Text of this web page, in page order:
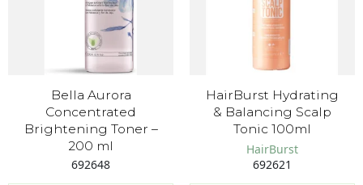
Bella Aurora
Concentrated
Brightening Toner –
200 ml
692648
HairBurst Hydrating
& Balancing Scalp
Tonic 100ml
HairBurst
692621